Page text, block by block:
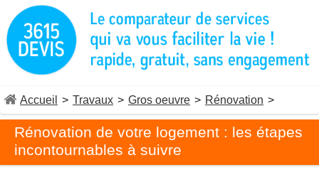
Accueil > Travaux > Gros oeuvre > Rénovation >
Rénovation de votre logement : les étapes
incontournables à suivre